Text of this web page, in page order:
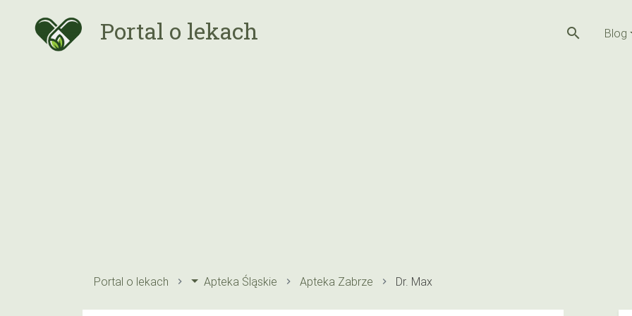
Portal o lekach search Blog
Portal o lekach Apteka Śląskie Apteka Zabrze Dr. Max